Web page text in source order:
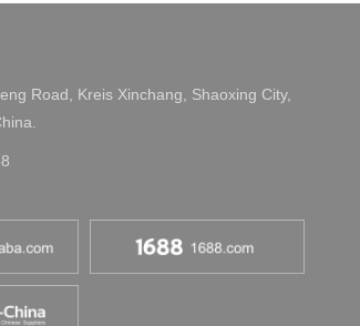
Road, Kreis Xinchang, Shaoxing City,